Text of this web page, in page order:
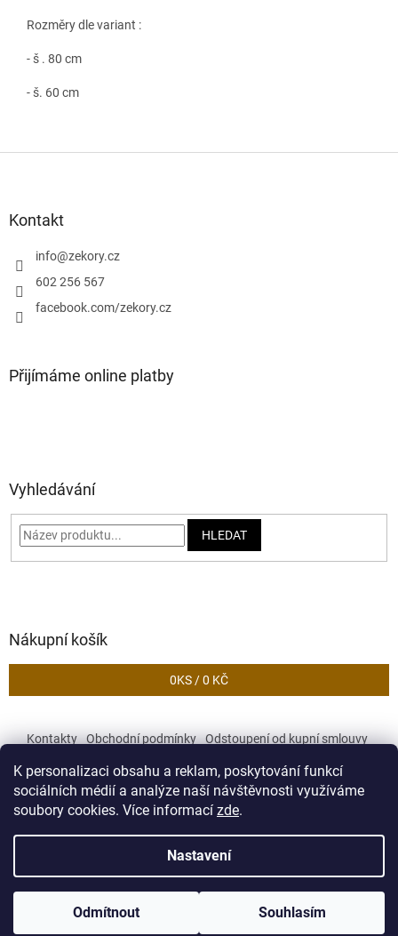
K personalizaci obsahu a reklam, poskytování funkcí
sociálních médií a analýze naší návštěvnosti využíváme
soubory cookies. Více informací zde.
Nastavení
Odmítnout Souhlasím
Rozměry dle variant :
- š . 80 cm
- š. 60 cm
Kontakt
info@zekory.cz
602 256 567
facebook.com/zekory.cz
Přijímáme online platby
Vyhledávání
HLEDAT
Nákupní košík
0KS /0 KČ
Kontakty Obchodní podmínky
Odstoupení od kupní smlouvy
. Všechna práva vyhrazena.